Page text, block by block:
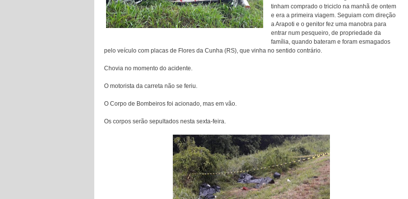
tinham comprado o triciclo na manhã de ontem
e era a primeira viagem. Seguiam com direção
a Arapoti e o genitor fez uma manobra para
entrar num pesqueiro, de propriedade da
família, quando bateram e foram esmagados
pelo veículo com placas de Flores da Cunha (RS), que vinha no sentido contrário.
Chovia no momento do acidente.
O motorista da carreta não se feriu.
O Corpo de Bombeiros foi acionado, mas em vão.
Os corpos serão sepultados nesta sexta-feira.